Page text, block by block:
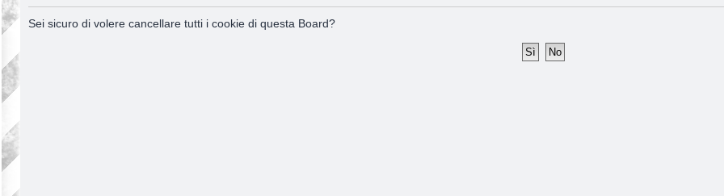
Sei sicuro di volere cancellare tutti i cookie di questa Board?